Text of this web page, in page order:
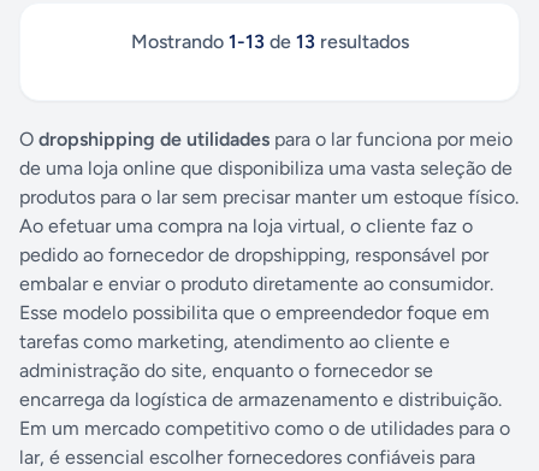
Mostrando 1-13 de 13 resultados
O dropshipping de utilidades para o lar funciona por meio
de uma loja online que disponibiliza uma vasta seleção de
produtos para o lar sem precisar manter um estoque físico.
Ao efetuar uma compra na loja virtual, o cliente faz o
pedido ao fornecedor de dropshipping, responsável por
embalar e enviar o produto diretamente ao consumidor.
Esse modelo possibilita que o empreendedor foque em
tarefas como marketing, atendimento ao cliente e
administração do site, enquanto o fornecedor se
encarrega da logística de armazenamento e distribuição.
Em um mercado competitivo como o de utilidades para o
lar, é essencial escolher fornecedores confiáveis para